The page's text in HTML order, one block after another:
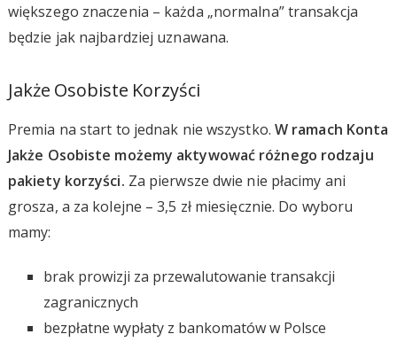
większego znaczenia – każda „normalna” transakcja
będzie jak najbardziej uznawana.
Jakże Osobiste Korzyści
Premia na start to jednak nie wszystko. W ramach Konta
Jakże Osobiste możemy aktywować różnego rodzaju
pakiety korzyści. Za pierwsze dwie nie płacimy ani
grosza, a za kolejne – 3,5 zł miesięcznie. Do wyboru
mamy:
brak prowizji za przewalutowanie transakcji
zagranicznych
bezpłatne wypłaty z bankomatów w Polsce